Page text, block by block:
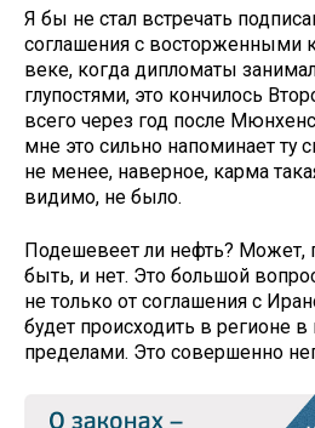
Я бы не стал встречать
соглашения с восторженными
веке, когда дипломаты
глупостями, это кончилось
всего через год после
мне это сильно напоминает ту
не менее, наверное, карма
видимо, не было.
Подешевеет ли нефть? Может,
быть, и нет. Это большой
не только от соглашения с
будет происходить в регионе
пределами. Это совершенно